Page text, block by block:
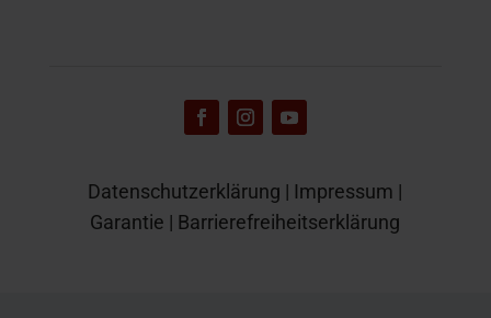
Datenschutzerklärung | Impressum |
Garantie | Barrierefreiheitserklärung